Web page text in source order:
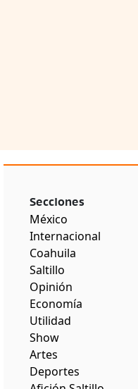
Secciones
México
Internacional
Coahuila
Saltillo
Opinión
Economía
Utilidad
Show
Artes
Deportes